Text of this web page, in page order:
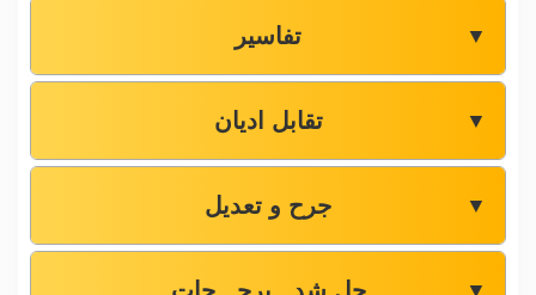
تفاسیر ▼
تقابل ادیان ▼
جرح و تعدیل ▼